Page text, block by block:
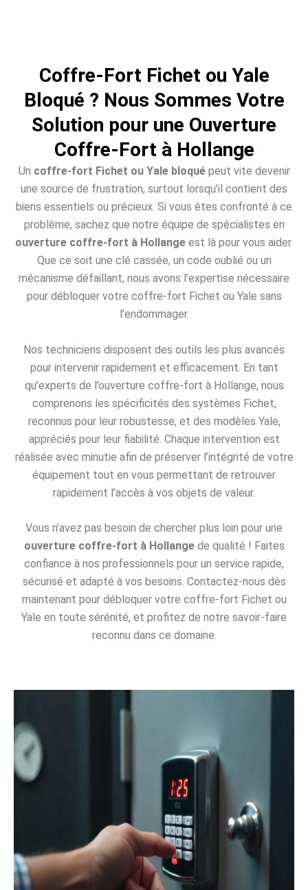
Coffre-Fort Fichet ou Yale
Bloqué ? Nous Sommes Votre
Solution pour une Ouverture
Coffre-Fort à Hollange
Un coffre-fort Fichet ou Yale bloquépeut vite devenir
une source de frustration, surtout lorsqu’il contient des
biens essentiels ou précieux. Si vous êtes confronté à ce
problème, sachez que notre équipe de spécialistes en
ouverture coffre-fort à Hollange est là pour vous aider.
Que ce soit une clé cassée, un code oublié ou un
mécanisme défaillant, nous avons l’expertise nécessaire
pour débloquer votre coffre-fort Fichet ou Yale sans
l’endommager.
Nos techniciens disposent des outils les plus avancés
pour intervenir rapidement et efficacement. En tant
qu’experts de l’ouverture coffre-fort à Hollange, nous
comprenons les spécificités des systèmes Fichet,
reconnus pour leur robustesse, et des modèles Yale,
appréciés pour leur fiabilité. Chaque intervention est
réalisée avec minutie afin de préserver l’intégrité de votre
équipement tout en vous permettant de retrouver
rapidement l’accès à vos objets de valeur.
Vous n’avez pas besoin de chercher plus loin pour une
ouverture coffre-fort à Hollangede qualité ! Faites
confiance à nos professionnels pour un service rapide,
sécurisé et adapté à vos besoins. Contactez-nous dès
maintenant pour débloquer votre coffre-fort Fichet ou
Yale en toute sérénité, et profitez de notre savoir-faire
reconnu dans ce domaine.